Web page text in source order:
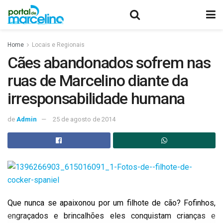
Home Locais e Regionais
Cães abandonados sofrem nas
ruas de Marcelino diante da
irresponsabilidade humana
de Admin 25 de agosto de 2014
Que nunca se apaixonou por um filhote de cão? Fofinhos,
engraçados e brincalhões eles conquistam crianças e